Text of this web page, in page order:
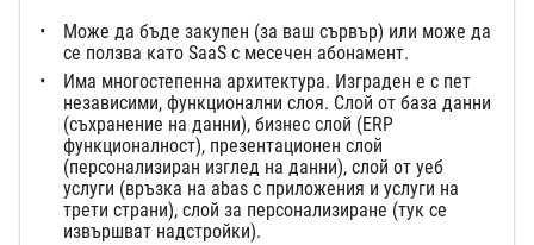
Може да бъде закупен (за ваш сървър) или може да
се ползва като SaaS с месечен абонамент.
Има многостепенна архитектура. Изграден е с пет
независими, функционални слоя. Слой от база данни
(съхранение на данни), бизнес слой (ERP
функционалност), презентационен слой
(персонализиран изглед на данни), слой от уеб
услуги (връзка на abas с приложения и услуги на
трети страни), слой за персонализиране (тук се
извършват надстройки).